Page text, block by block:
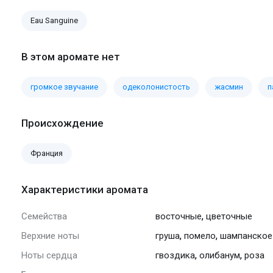
Eau Sanguine
В этом аромате нет
громкое звучание одеколонистость жасмин
Происхождение
Франция
Характеристики аромата
Семейства восточные, цветочные
Верхние ноты
груша, помело, шампанское
Ноты сердца
гвоздика, олибанум, роза